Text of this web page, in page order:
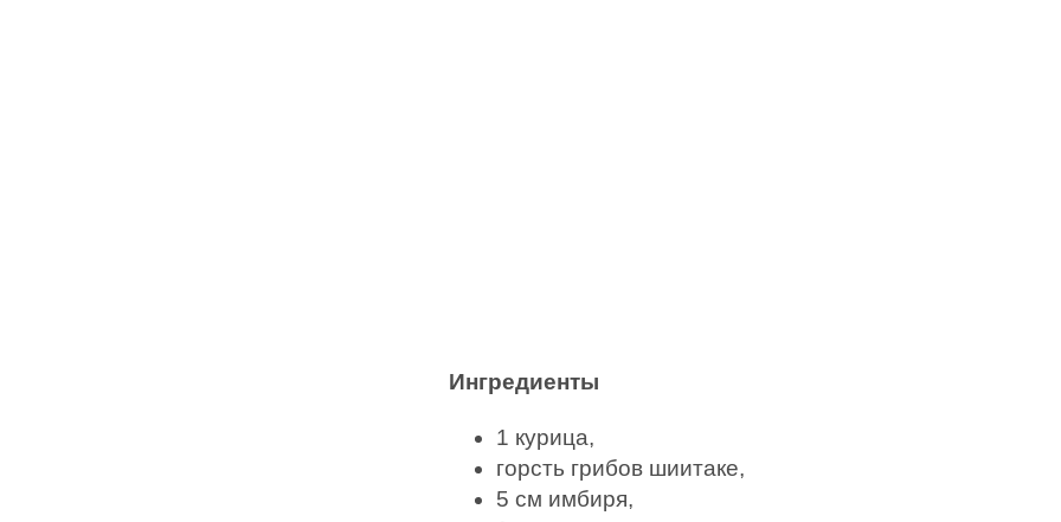
Ингредиенты
1 курица,
горсть грибов шиитаке,
5 см имбиря,